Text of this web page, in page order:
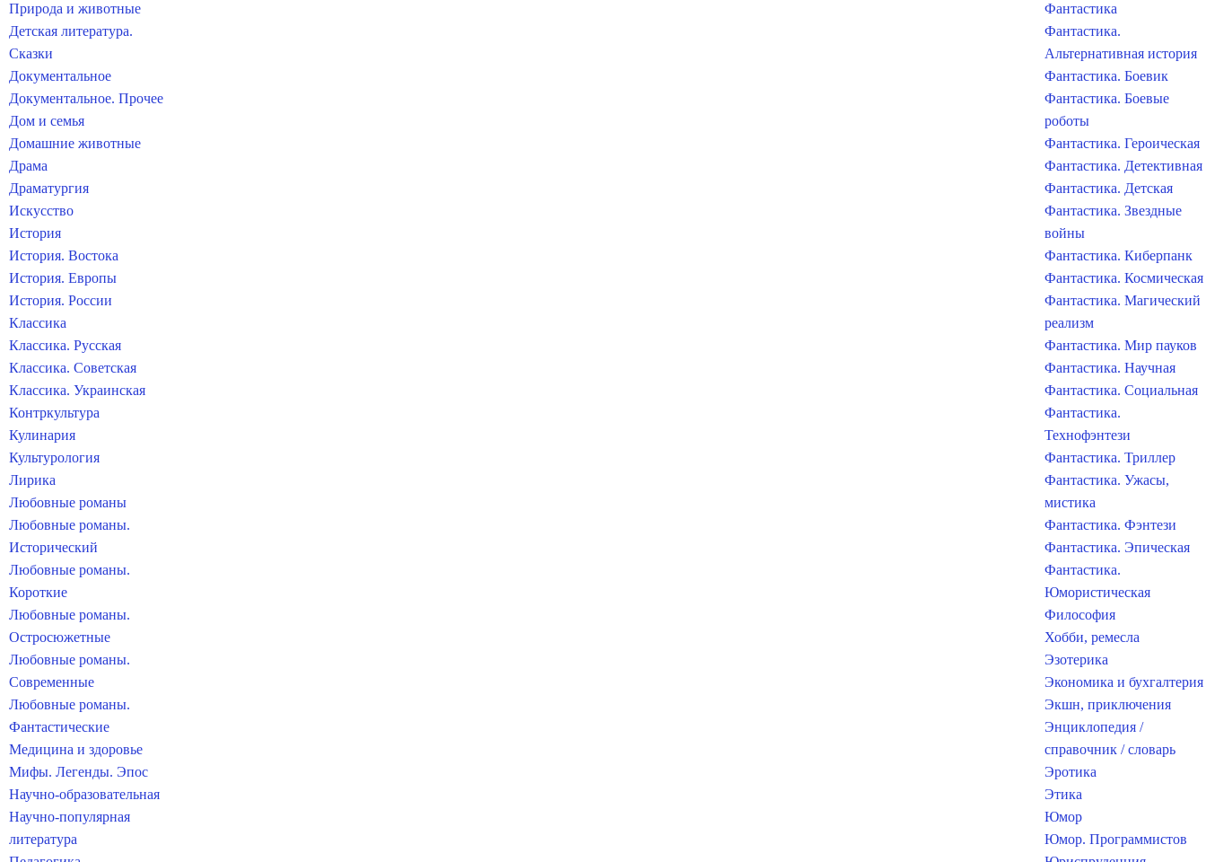
Природа и животные
Детская литература.
Сказки
Документальное
Документальное. Прочее
Дом и семья
Домашние животные
Драма
Драматургия
Искусство
История
История. Востока
История. Европы
История. России
Классика
Классика. Русская
Классика. Советская
Классика. Украинская
Контркультура
Кулинария
Культурология
Лирика
Любовные романы
Любовные романы.
Исторический
Любовные романы.
Короткие
Любовные романы.
Остросюжетные
Любовные романы.
Современные
Любовные романы.
Фантастические
Медицина и здоровье
Мифы. Легенды. Эпос
Научно-образовательная
Научно-популярная
литература
Фантастика
Фантастика.
Альтернативная история
Фантастика. Боевик
Фантастика. Боевые
роботы
Фантастика. Героическая
Фантастика. Детективная
Фантастика. Детская
Фантастика. Звездные
войны
Фантастика. Киберпанк
Фантастика. Космическая
Фантастика. Магический
реализм
Фантастика. Мир пауков
Фантастика. Научная
Фантастика. Социальная
Фантастика.
Технофэнтези
Фантастика. Триллер
Фантастика. Ужасы,
мистика
Фантастика. Фэнтези
Фантастика. Эпическая
Фантастика.
Юмористическая
Философия
Хобби, ремесла
Эзотерика
Экономика и бухгалтерия
Экшн, приключения
Энциклопедия /
справочник / словарь
Эротика
Этика
Юмор
Юмор. Программистов